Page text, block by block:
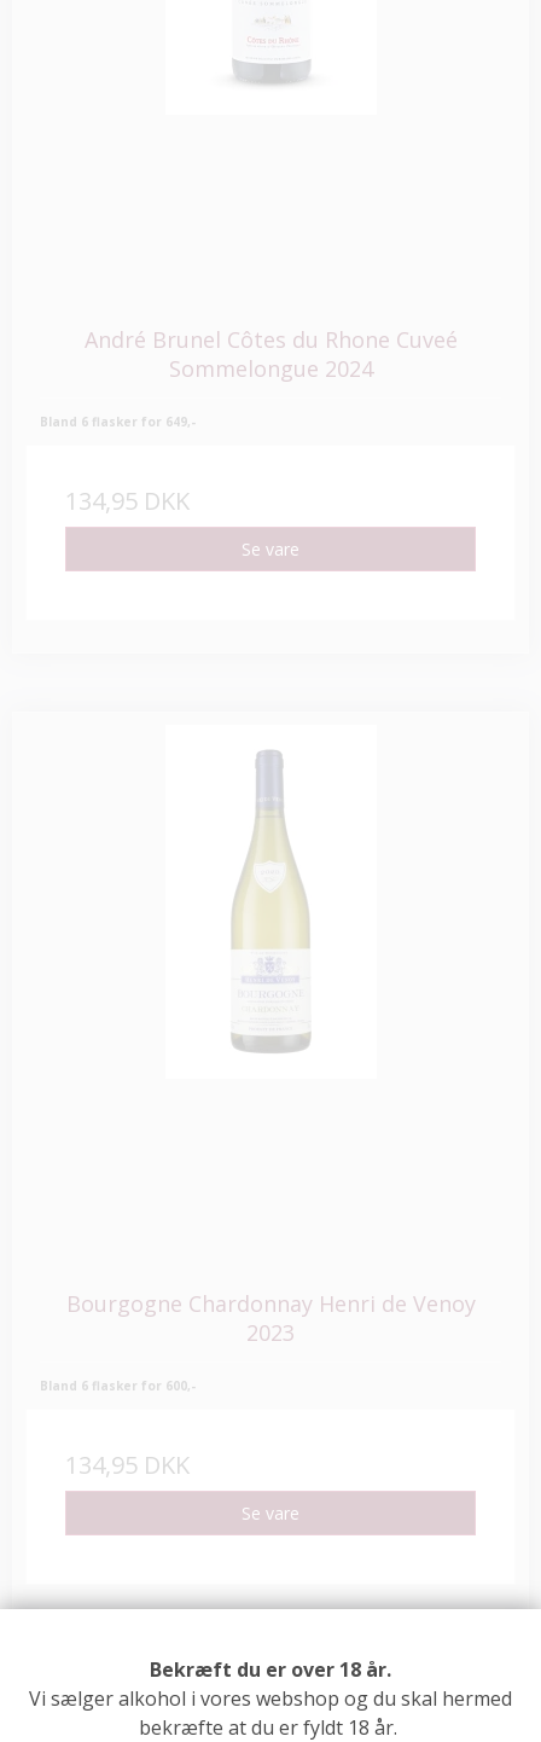
André Brunel Côtes du Rhone Cuveé
Sommelongue 2024
Bland 6 flasker for 649,-
134,95 DKK
Se vare
Bourgogne Chardonnay Henri de Venoy
2023
Bland 6 flasker for 600,-
134,95 DKK
Se vare
Bekræft du er over 18 år.
Vi sælger alkohol i vores webshop og du skal hermed
bekræfte at du er fyldt 18 år.